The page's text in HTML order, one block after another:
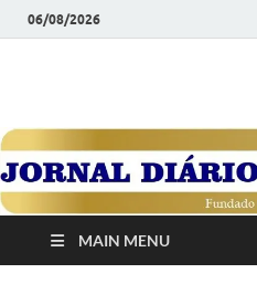
06/08/2026
JORNAL
1958
MAIN MENU